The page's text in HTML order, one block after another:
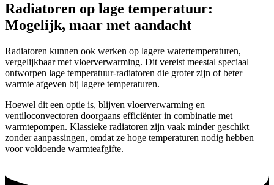
Radiatoren op lage temperatuur:
Mogelijk, maar met aandacht
Radiatoren kunnen ook werken op lagere watertemperaturen,
vergelijkbaar met vloerverwarming. Dit vereist meestal speciaal
ontworpen lage temperatuur-radiatoren die groter zijn of beter
warmte afgeven bij lagere temperaturen.
Hoewel dit een optie is, blijven vloerverwarming en
ventiloconvectoren doorgaans efficiënter in combinatie met
warmtepompen. Klassieke radiatoren zijn vaak minder geschikt
zonder aanpassingen, omdat ze hoge temperaturen nodig hebben
voor voldoende warmteafgifte.